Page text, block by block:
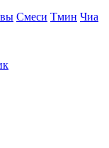
Смеси Тмин Чиа